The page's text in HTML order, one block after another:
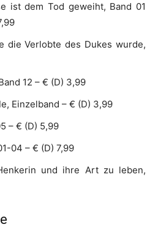
ist dem Tod geweiht, Band 01
die Verlobte des Dukes wurde,
12 – € (D) 3,99
Einzelband – € (D) 3,99
– € (D) 5,99
04 – € (D) 7,99
und ihre Art zu leben,